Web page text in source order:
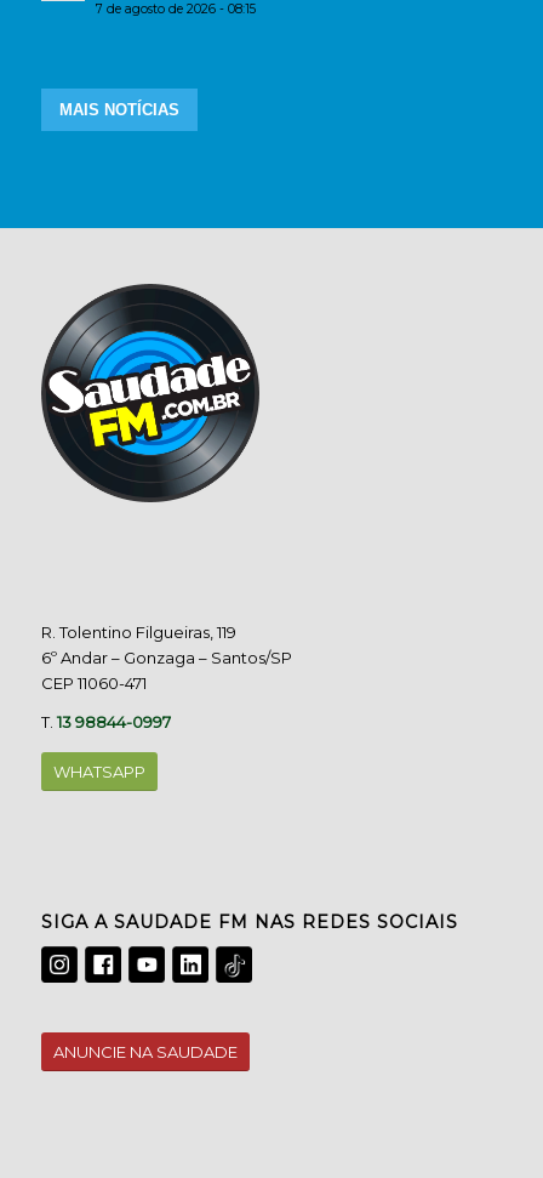
7 de agosto de 2026 - 08:15
MAIS NOTÍCIAS
R. Tolentino Filgueiras, 119
6º Andar – Gonzaga – Santos/SP
CEP 11060-471
T.13 98844-0997
WHATSAPP
SIGA A SAUDADE FM NAS REDES SOCIAIS
ANUNCIE NA SAUDADE